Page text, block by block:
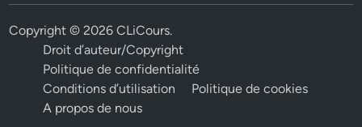
Copyright © 2026CLiCours.
Droit d’auteur/Copyright
Politique de confidentialité
Conditions d’utilisation
Politique de cookies
A propos de nous